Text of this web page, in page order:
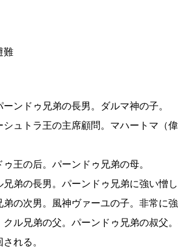
難
ンドゥ兄弟の長男。ダルマ神の子。
ュトラ王の主席顧問。マハートマ（
王の后。パーンドゥ兄弟の母。
弟の長男。パーンドゥ兄弟に強い憎し
の次男。風神ヴァーユの子。非常に強
ル兄弟の父。パーンドゥ兄弟の叔父
れる。